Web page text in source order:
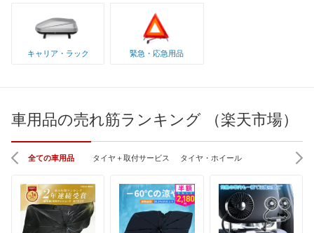
キャリア・ラック 緊急・応急用品
車用品の売れ筋ランキング （楽天市場）
全ての車用品 タイヤ＋取付サービス タイヤ・ホイール